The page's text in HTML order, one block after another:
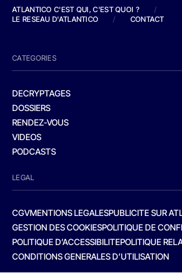
ATLANTICO C'EST QUI, C'EST QUOI ?
/
LE RESEAU D'ATLANTICO
/ CONTACT
CATEGORIES
DECRYPTAGES
DOSSIERS
RENDEZ-VOUS
VIDEOS
PODCASTS
LEGAL
CGVMENTIONS LEGALESPUBLICITE SUR
GESTION DES COOKIESPOLITIQUE DE
POLITIQUE D’ACCESSIBILITEPOLITIQUE
CONDITIONS GENERALES D’UTILISATION